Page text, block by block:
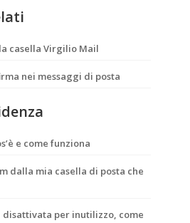
casella Virgilio Mail
nei messaggi di posta
e come funziona
dalla mia casella di posta che
disattivata per inutilizzo, come